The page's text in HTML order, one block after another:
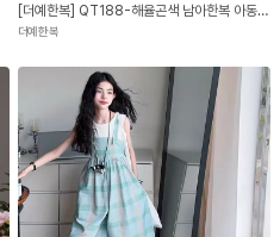
[더예한복] QT188-해율곤색 남아한복 아동한복
더예한복